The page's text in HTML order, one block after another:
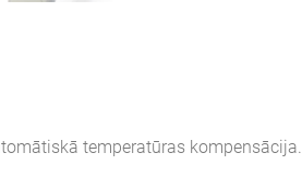
temperatūras kompensācija.